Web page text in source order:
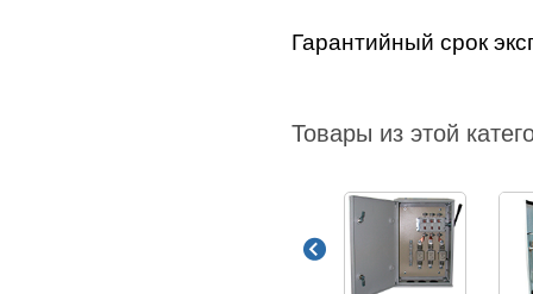
Гарантийный срок
Товары из этой